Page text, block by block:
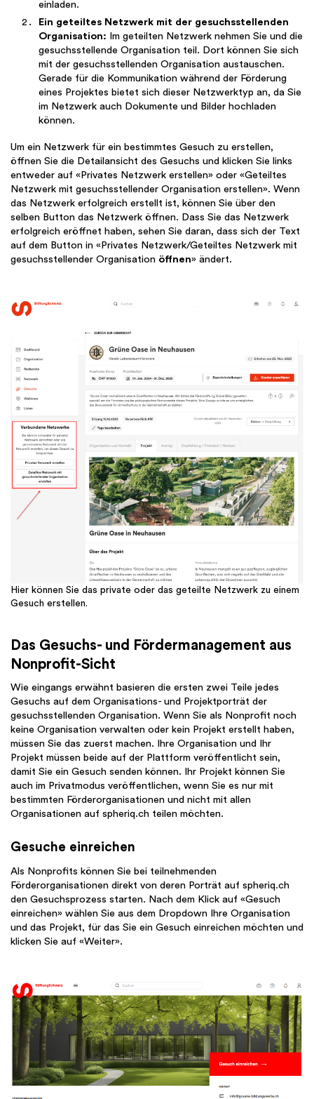
einladen.
Ein geteiltes Netzwerk mit der gesuchsstellenden
Organisation: Im geteilten Netzwerk nehmen Sie und die
gesuchsstellende Organisation teil. Dort können Sie sich
mit der gesuchsstellenden Organisation austauschen.
Gerade für die Kommunikation während der Förderung
eines Projektes bietet sich dieser Netzwerktyp an, da Sie
im Netzwerk auch Dokumente und Bilder hochladen
können.
Um ein Netzwerk für ein bestimmtes Gesuch zu erstellen,
öffnen Sie die Detailansicht des Gesuchs und klicken Sie links
entweder auf «Privates Netzwerk erstellen» oder «Geteiltes
Netzwerk mit gesuchsstellender Organisation erstellen». Wenn
das Netzwerk erfolgreich erstellt ist, können Sie über den
selben Button das Netzwerk öffnen. Dass Sie das Netzwerk
erfolgreich eröffnet haben, sehen Sie daran, dass sich der Text
auf dem Button in «Privates Netzwerk/Geteiltes Netzwerk mit
gesuchsstellender Organisation öffnen» ändert.
Hier können Sie das private oder das geteilte Netzwerk zu einem
Gesuch erstellen.
Das Gesuchs- und Fördermanagement aus
Nonprofit-Sicht
Wie eingangs erwähnt basieren die ersten zwei Teile jedes
Gesuchs auf dem Organisations- und Projektporträt der
gesuchsstellenden Organisation. Wenn Sie als Nonprofit noch
keine Organisation verwalten oder kein Projekt erstellt haben,
müssen Sie das zuerst machen. Ihre Organisation und Ihr
Projekt müssen beide auf der Plattform veröffentlicht sein,
damit Sie ein Gesuch senden können. Ihr Projekt können Sie
auch im Privatmodus veröffentlichen, wenn Sie es nur mit
bestimmten Förderorganisationen und nicht mit allen
Organisationen auf spheriq.ch teilen möchten.
Gesuche einreichen
Als Nonprofits können Sie bei teilnehmenden
Förderorganisationen direkt von deren Porträt auf spheriq.ch
den Gesuchsprozess starten. Nach dem Klick auf «Gesuch
einreichen» wählen Sie aus dem Dropdown Ihre Organisation
und das Projekt, für das Sie ein Gesuch einreichen möchten und
klicken Sie auf «Weiter».